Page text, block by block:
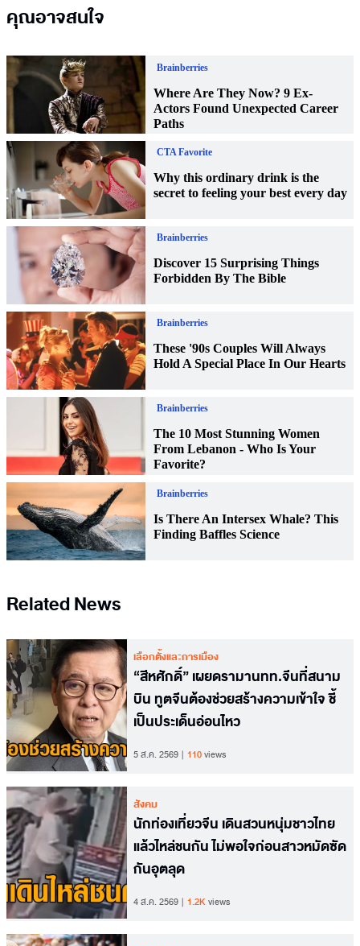
คุณอาจสนใจ
Related News
เลือกตั้งและการเมือง
“สีหศักดิ์” เผยดรามานทท.จีนที่สนาม
บิน ทูตจีนต้องช่วยสร้างความเข้าใจ ชี้
เป็นประเด็นอ่อนไหว
5 ส.ค. 2569 110views
สังคม
นักท่องเที่ยวจีน เดินสวนหนุ่มชาวไทย
แล้วไหล่ชนกัน ไม่พอใจก่อนสาวหมัดซัด
กันอุตลุด
4 ส.ค. 2569 1.2Kviews